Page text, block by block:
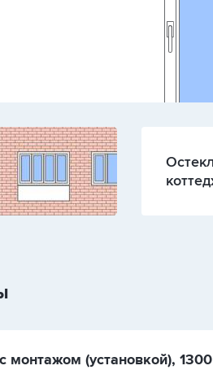
монтажом (установкой),